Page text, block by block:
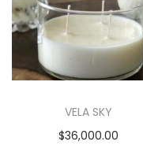
VELA SKY
$36,000.00